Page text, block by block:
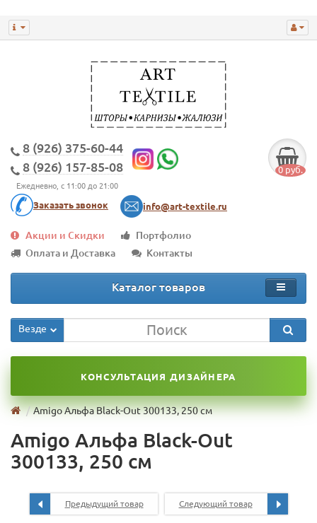
8 (926) 375-60-44
8 (926) 157-85-08
Ежедневно, с 11:00 до 21:00
Заказать звонок info@art-textile.ru
0 руб.
Акции и Скидки
Портфолио
Оплата и Доставка
Контакты
Каталог товаров
Везде
КОНСУЛЬТАЦИЯ ДИЗАЙНЕРА
Amigo Альфа Black-Out 300133, 250 см
Amigo Альфа Black-Out
300133, 250 см
Предыдущий товар Следующий товар